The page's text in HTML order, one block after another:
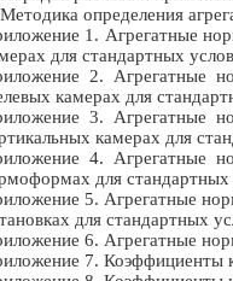
определения
1. Агрегатные
для стандартных
2. Агрегатные
камерах для
3. Агрегатные
камерах для
4. Агрегатные
для стандартных
5. Агрегатные
для стандартных
6. Агрегатные
7. Коэффициенты